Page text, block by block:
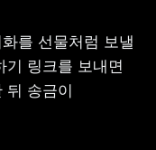
를 선물처럼 보낼
기 링크를 보내면
뒤 송금이